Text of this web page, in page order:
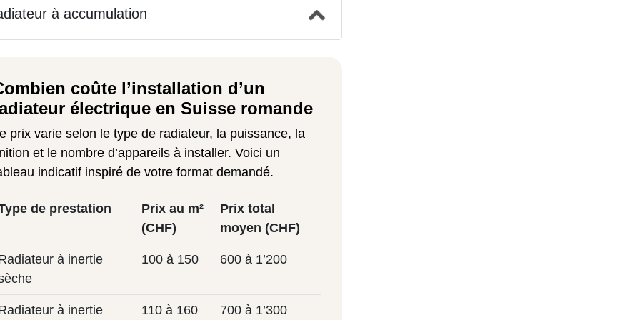
à accumulation
coûte l’installation d’un
électrique en Suisse romande
prix varie selon le type de radiateur, la puissance, la
et le nombre d’appareils à installer. Voici un
indicatif inspiré de votre format demandé.
de prestation
Prix au m²
(CHF)
Prix total
moyen (CHF)
à inertie
100 à 150 600 à 1’200
à inertie 110 à 160 700 à 1’300